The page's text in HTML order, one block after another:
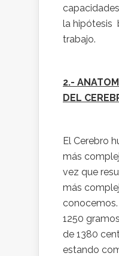
la hipótesis
trabajo.
2.-
DEL
El Cerebro
más
vez que
más
1250
de 1380
estando